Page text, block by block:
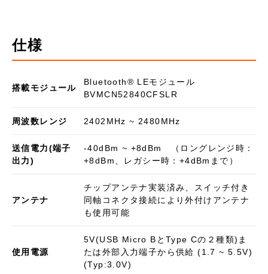
仕様
搭載モジュール
Bluetooth®︎ LEモジュール
BVMCN52840CFSLR
周波数レンジ 2402MHz ~ 2480MHz
送信電力(端子
出力)
-40dBm ~ +8dBm （ロングレンジ時：
+8dBm、レガシー時：+4dBmまで）
アンテナ
チップアンテナ実装済み、スイッチ付き
同軸コネクタ接続により外付けアンテナ
も使用可能
使用電源
5V(USB Micro BとType Cの２種類)ま
たは外部入力端子から供給 (1.7 ~ 5.5V)
(Typ:3.0V)